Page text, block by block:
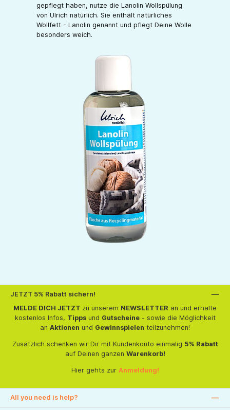
gepflegt haben, nutze die Lanolin Wollspülung
von Ulrich natürlich. Sie enthält natürliches
Wollfett - Lanolin genannt und pflegt Deine Wolle
besonders weich.
JETZT 5% Rabatt sichern!
MELDE DICH JETZT zu unserem NEWSLETTER an und erhalte
kostenlos Infos, Tippsund Gutscheine- sowie die Möglichkeit
an Aktionen und Gewinnspielen teilzunehmen!
Zusätzlich schenken wir Dir mit Kundenkonto einmalig 5% Rabatt
auf Deinen ganzen Warenkorb!
Hier gehts zur Anmeldung!
All you need is help?